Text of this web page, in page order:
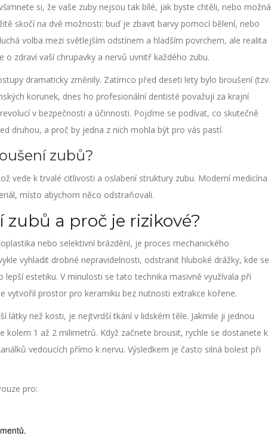
si, že vaše zuby nejsou tak bílé, jak byste chtěli, nebo možná
skočí na dvě možnosti: buď je zbavit barvy pomocí bělení, nebo
volba mezi světlejším odstínem a hladším povrchem, ale realita
zdraví vaší chrupavky a nervů uvnitř každého zubu.
dramaticky změnily. Zatímco před deseti lety bylo broušení (tzv.
korunek, dnes ho profesionální dentisté považují za krajní
v bezpečnosti a účinnosti. Pojďme se podívat, co skutečně
druhou, a proč by jedna z nich mohla být pro vás pastí.
zubů?
vede k trvalé citlivosti a oslabení struktury zubu. Moderní medicína
místo abychom něco odstraňovali.
zubů a proč je rizikové?
nebo selektivní brázdění, je proces mechanického
vyhladit drobné nepravidelnosti, odstranit hluboké drážky, kde se
estetiku. V minulosti se tato technika masivně využívala při
vytvořil prostor pro keramiku bez nutnosti extrakce kořene.
látky než kosti, je nejtvrdší tkání v lidském těle. Jakmile ji jednou
kolem 1 až 2 milimetrů. Když začnete brousit, rychle se dostanete k
vedoucích přímo k nervu. Výsledkem je často silná bolest při
pro: